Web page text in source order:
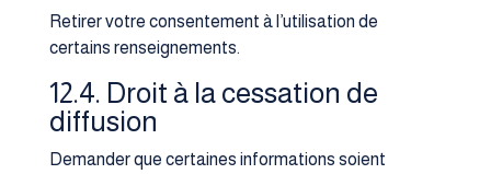
Retirer votre consentement à l’utilisation de
certains renseignements.
12.4. Droit à la cessation de
diffusion
Demander que certaines informations soient